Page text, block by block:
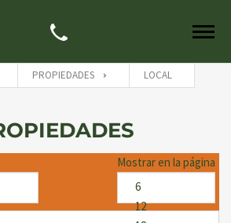
PROPIEDADES LOCAL
Mostrar en la página